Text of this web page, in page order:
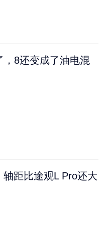
8还变成了油电混
轴距比途观L Pro还大